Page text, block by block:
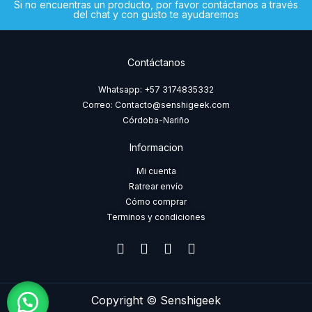
Si no encuentras un producto, por favor contáctanos a través
del chat y con gusto te ayudaremos
Contáctanos
Whatsapp: +57 3174835332
Correo: Contacto@senshigeek.com
Córdoba-Nariño
Informacion
Mi cuenta
Ratrear envío
Cómo comprar
Terminos y condiciones
F
a
e
b
I
n
t
a
T
i
t
o
W
h
t
s
Copyright © Senshigeek